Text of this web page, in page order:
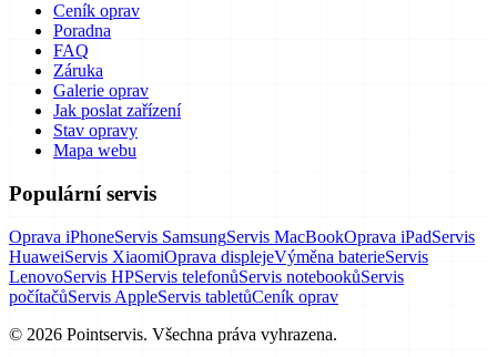
Ceník oprav
Poradna
FAQ
Záruka
Galerie oprav
Jak poslat zařízení
Stav opravy
Mapa webu
Populární servis
Oprava iPhoneServis SamsungServis MacBookOprava iPadServis
HuaweiServis XiaomiOprava displejeVýměna baterieServis
LenovoServis HPServis telefonůServis notebookůServis
počítačůServis AppleServis tabletůCeník oprav
© 2026 Pointservis. Všechna práva vyhrazena.